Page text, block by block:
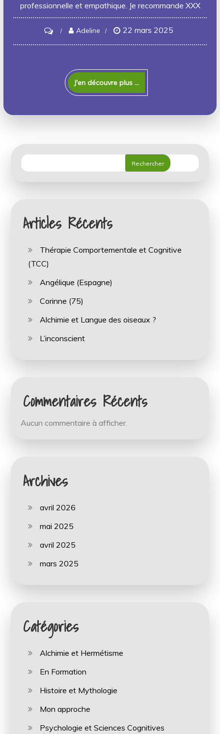
professionnelle et empathique. Je recommande XXX
on
Marc-
Adeline 22 mars 2025
J'en découvre plus ...
Rechercher
Articles Récents
Thérapie Comportementale et Cognitive
(TCC)
Angélique (Espagne)
Corinne (75)
Alchimie et Langue des oiseaux ?
L’inconscient
Commentaires Récents
Aucun commentaire à afficher.
Archives
avril 2026
mai 2025
avril 2025
mars 2025
Catégories
Alchimie et Hermétisme
En Formation
Histoire et Mythologie
Mon approche
Psychologie et Sciences Cognitives